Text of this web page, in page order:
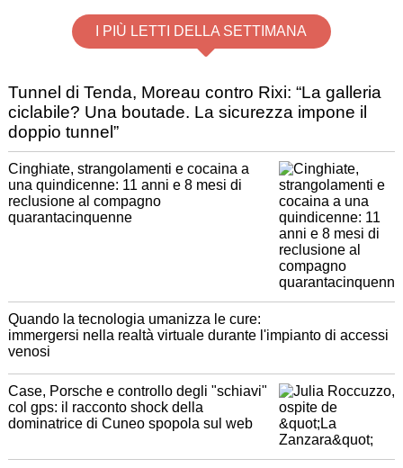
I PIÙ LETTI DELLA SETTIMANA
Tunnel di Tenda, Moreau contro Rixi: “La galleria
ciclabile? Una boutade. La sicurezza impone il
doppio tunnel”
Cinghiate, strangolamenti e cocaina a
una quindicenne: 11 anni e 8 mesi di
reclusione al compagno
quarantacinquenne
Quando la tecnologia umanizza le cure:
immergersi nella realtà virtuale durante l'impianto di accessi
venosi
Case, Porsche e controllo degli "schiavi"
col gps: il racconto shock della
dominatrice di Cuneo spopola sul web